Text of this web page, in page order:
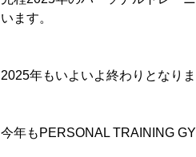
います。
2025年もいよいよ終わりとなりま
今年もPERSONAL TRAINING